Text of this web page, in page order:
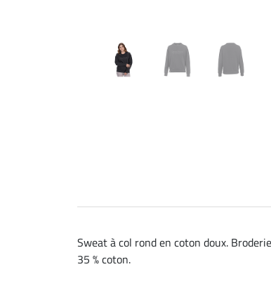
Sweat à col rond en coton doux.
35 % coton.